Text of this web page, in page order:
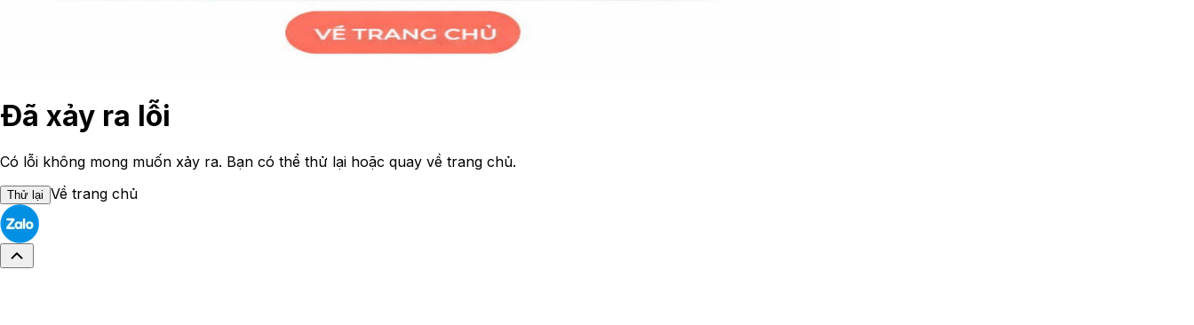
Đã xảy ra lỗi
Có lỗi không mong muốn xảy ra. Bạn có thể thử lại hoặc quay về trang chủ.
Thử lại Về trang chủ